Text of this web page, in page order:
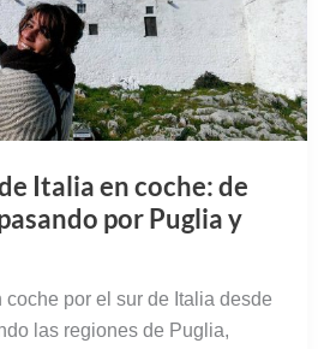
Italia en coche: de
por Puglia y
coche por el sur de Italia desde
las regiones de Puglia,